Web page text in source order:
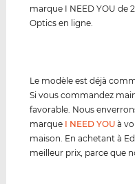
marque I NEED YOU de
Optics en ligne.
Le modèle est déjà
Si vous commandez
favorable. Nous
marque I NEED YOU à
maison. En achetant à
meilleur prix, parce que